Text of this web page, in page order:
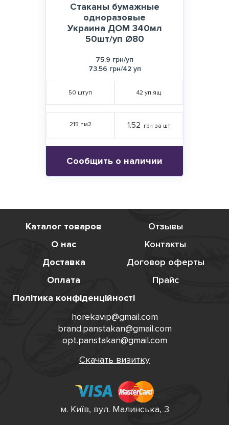
Стаканы бумажные
одноразовые
Украина ДОМ 340мл
50шт/уп Ø80
75.9 грн/уп
73.56 грн/42 уп
50 шт.уп 42 уп.ящ
215 г.м2 1.52 грн за шт
Сообщить о наличии
Каталог товаров
Отзывы
О нас
Контакты
Доставка
Договор оферты
Оплата
Прайс
Політика конфіденційності
horekavip@gmail.com
brand.panstakan@gmail.com
opt.panstakan@gmail.com
Скачать визитку
м. Київ, вул. Малинська, 3